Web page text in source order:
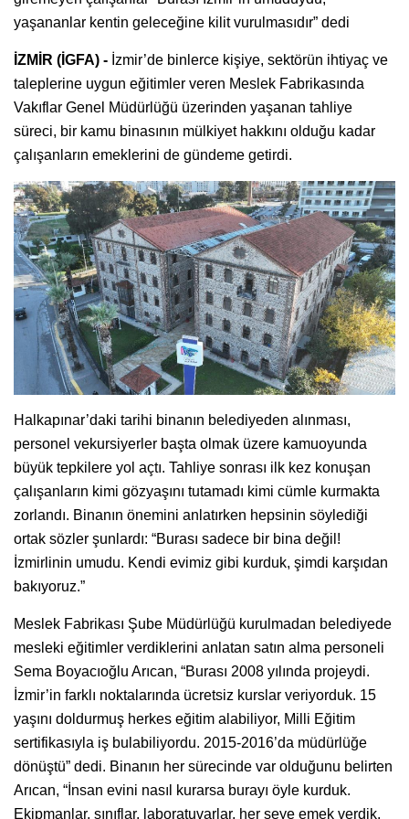
yaşananlar kentin geleceğine kilit vurulmasıdır” dedi
İZMİR (İGFA) - İzmir’de binlerce kişiye, sektörün ihtiyaç ve
taleplerine uygun eğitimler veren Meslek Fabrikasında
Vakıflar Genel Müdürlüğü üzerinden yaşanan tahliye
süreci, bir kamu binasının mülkiyet hakkını olduğu kadar
çalışanların emeklerini de gündeme getirdi.
Halkapınar’daki tarihi binanın belediyeden alınması,
personel vekursiyerler başta olmak üzere kamuoyunda
büyük tepkilere yol açtı. Tahliye sonrası ilk kez konuşan
çalışanların kimi gözyaşını tutamadı kimi cümle kurmakta
zorlandı. Binanın önemini anlatırken hepsinin söylediği
ortak sözler şunlardı: “Burası sadece bir bina değil!
İzmirlinin umudu. Kendi evimiz gibi kurduk, şimdi karşıdan
bakıyoruz.”
Meslek Fabrikası Şube Müdürlüğü kurulmadan belediyede
mesleki eğitimler verdiklerini anlatan satın alma personeli
Sema Boyacıoğlu Arıcan, “Burası 2008 yılında projeydi.
İzmir’in farklı noktalarında ücretsiz kurslar veriyorduk. 15
yaşını doldurmuş herkes eğitim alabiliyor, Milli Eğitim
sertifikasıyla iş bulabiliyordu. 2015-2016’da müdürlüğe
dönüştü” dedi. Binanın her sürecinde var olduğunu belirten
Arıcan, “İnsan evini nasıl kurarsa burayı öyle kurduk.
Ekipmanlar, sınıflar, laboratuvarlar, her şeye emek verdik.